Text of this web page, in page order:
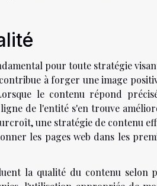
pour toute stratégie
à forger une image
le contenu répond
de l'entité s'en trouve
une stratégie de contenu
les pages web dans les
la qualité du contenu selon